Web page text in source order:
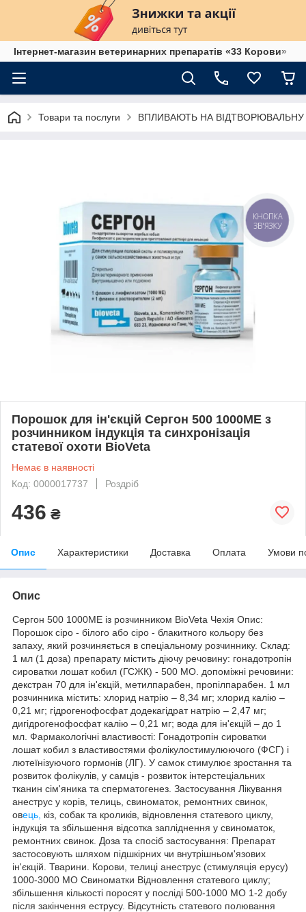
Інтернет-магазин ветеринарних препаратів «33 Корови»
Товари та послуги ВПЛИВАЮТЬ НА
Порошок для ін'єкцій Сергон 500 1000МЕ з
розчинником індукція та синхронізація
статевої охоти BioVeta
Немає в наявності
Код: 0000017737
Роздріб
436 ₴
Опис Характеристики Доставка Оплата Умови
Опис
Сергон 500 1000МЕ із розчинником BioVeta Чехія Опис:
Порошок сіро - білого або сіро - блакитного кольору без
запаху, який розчиняється в спеціальному розчиннику. Склад:
1 мл (1 доза) препарату містить діючу речовину: гонадотропін
сироватки лошат кобил (ГСЖК) - 500 МО. допоміжні речовини:
декстран 70 для ін'єкцій, метилпарабен, пропілпарабен. 1 мл
розчинника містить: хлорид натрію – 8,34 мг; хлорид калію –
0,21 мг; гідрогенофосфат додекагідрат натрію – 2,47 мг;
дигідрогенофосфат калію – 0,21 мг; вода для ін'єкцій – до 1
мл. Фармакологічні властивості: Гонадотропін сироватки
лошат кобил з властивостями фолікулостимулюючого (ФСГ) і
лютеїнізуючого гормонів (ЛГ). У самок стимулює зростання та
розвиток фолікулів, у самців - розвиток інтерстеціальних
тканин сім'яника та сперматогенез. Застосування Лікування
анеструс у корів, телиць, свиноматок, ремонтних свинок,
овець, кіз, собак та кроликів, відновлення статевого циклу,
індукція та збільшення відсотка запліднення у свиноматок,
ремонтних свинок. Доза та спосіб застосування: Препарат
застосовують шляхом підшкірних чи внутрішньом'язових
ін'єкцій. Тварини. Корови, телиці анеструс (стимуляція ерусу)
1000-3000 МО Свиноматки Відновлення статевого циклу;
збільшення кількості поросят у посліді 500-1000 МО 1-2 добу
після закінчення еструсу. Відсутність статевого полювання
КНОПКА
ЗВ'ЯЗКУ